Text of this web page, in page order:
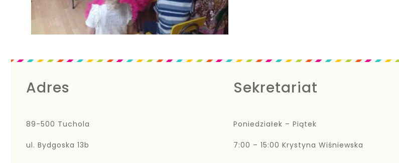
Adres
89-500 Tuchola
ul. Bydgoska 13b
Sekretariat
Poniedziałek – Piątek
7:00 – 15:00 Krystyna Wiśniewska